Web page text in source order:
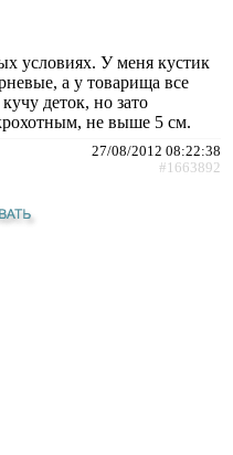
условиях. У меня кустик
а у товарища все
деток, но зато
не выше 5 см.
27/08/2012 08:22:38
#1663892